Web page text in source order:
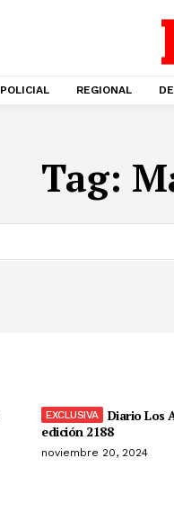
POLICIAL REGIONAL
Tag:
Diario Los
edición 2188
noviembre 20, 2024